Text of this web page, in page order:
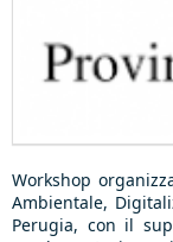
Workshop
Ambientale,
Perugia, con il